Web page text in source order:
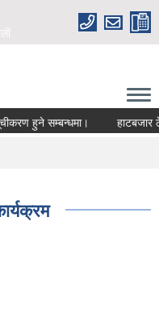
हुने सम्बन्धमा। हाटबजार ठेका